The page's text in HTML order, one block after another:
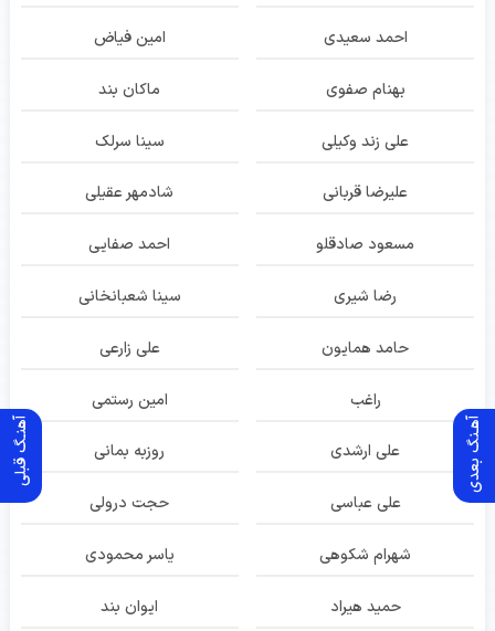
آهنـگ قبلی آهـنگ بعدی
احمد سعیدی امین فیاض
بهنام صفوی ماکان بند
علی زند وکیلی سینا سرلک
علیرضا قربانی شادمهر عقیلی
مسعود صادقلو احمد صفایی
رضا شیری سینا شعبانخانی
حامد همایون علی زارعی
راغب امین رستمی
علی ارشدی روزبه بمانی
علی عباسی حجت درولی
شهرام شکوهی یاسر محمودی
حمید هیراد ایوان بند